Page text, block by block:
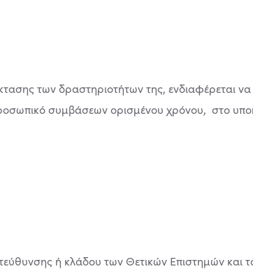
των δραστηριοτήτων της, ενδιαφέρεται να
συμβάσεων ορισμένου χρόνου, στο
ή κλάδου των Θετικών Επιστημών και